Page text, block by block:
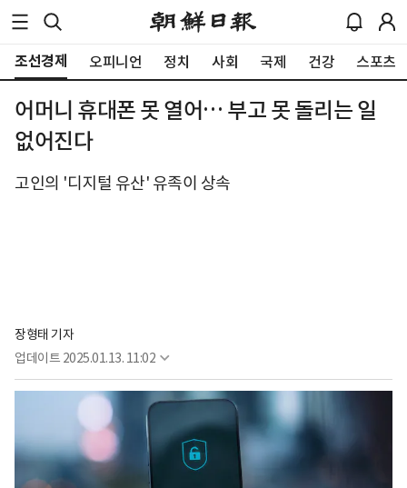
조선경제 오피니언 정치 사회 국제 건강 스포츠
어머니 휴대폰 못 열어… 부고 못 돌리는 일
없어진다
고인의 '디지털 유산' 유족이 상속
장형태 기자
업데이트 2025.01.13. 11:02